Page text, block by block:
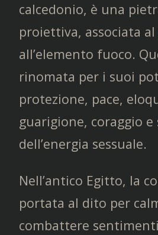
calcedonio, è una
proiettiva, associata
all’elemento fuoco.
rinomata per i suoi
protezione, pace,
guarigione, coraggio
dell’energia sessuale.
Nell’antico Egitto, la
portata al dito per
combattere